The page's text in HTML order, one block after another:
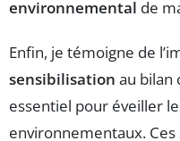
environnemental de
Enfin, je témoigne de
sensibilisation au bilan
essentiel pour éveiller
environnementaux.